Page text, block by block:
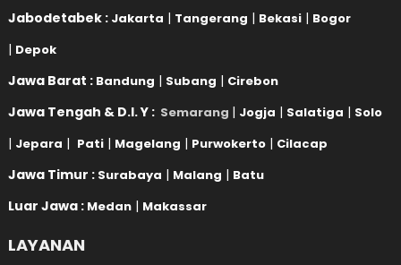
Jabodetabek : Jakarta | Tangerang | Bekasi | Bogor
| Depok
Jawa Barat : Bandung | Subang | Cirebon
Jawa Tengah & D.I. Y : Semarang | Jogja | Salatiga | Solo
| Jepara | Pati | Magelang | Purwokerto | Cilacap
Jawa Timur : Surabaya | Malang | Batu
Luar Jawa : Medan | Makassar
LAYANAN